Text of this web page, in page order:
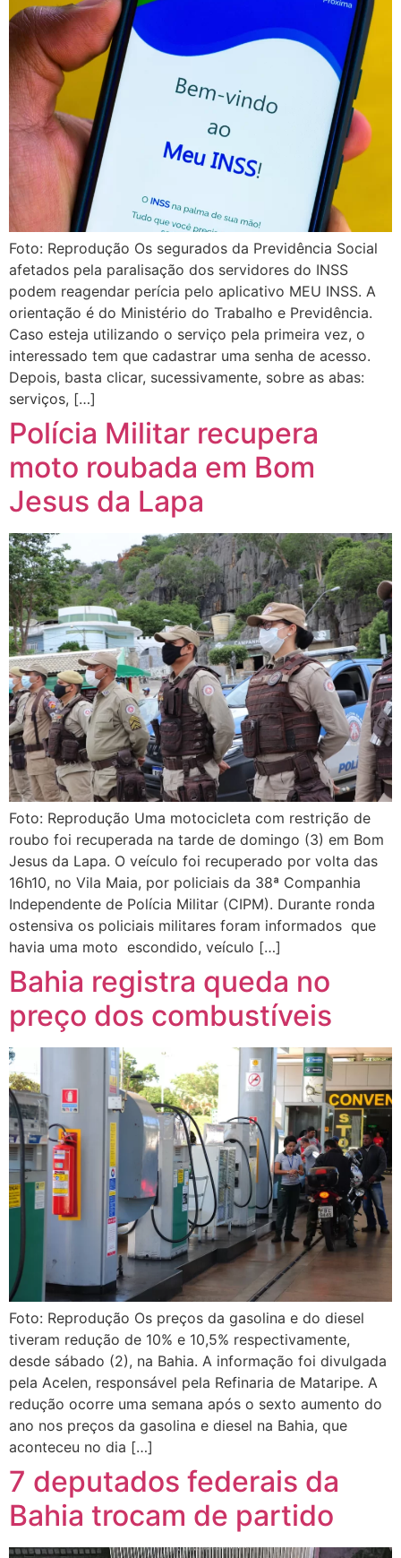
Foto: Reprodução Os segurados da Previdência Social
afetados pela paralisação dos servidores do INSS
podem reagendar perícia pelo aplicativo MEU INSS. A
orientação é do Ministério do Trabalho e Previdência.
Caso esteja utilizando o serviço pela primeira vez, o
interessado tem que cadastrar uma senha de acesso.
Depois, basta clicar, sucessivamente, sobre as abas:
serviços, […]
Polícia Militar recupera
moto roubada em Bom
Jesus da Lapa
Foto: Reprodução Uma motocicleta com restrição de
roubo foi recuperada na tarde de domingo (3) em Bom
Jesus da Lapa. O veículo foi recuperado por volta das
16h10, no Vila Maia, por policiais da 38ª Companhia
Independente de Polícia Militar (CIPM). Durante ronda
ostensiva os policiais militares foram informados que
havia uma moto escondido, veículo […]
Bahia registra queda no
preço dos combustíveis
Foto: Reprodução Os preços da gasolina e do diesel
tiveram redução de 10% e 10,5% respectivamente,
desde sábado (2), na Bahia. A informação foi divulgada
pela Acelen, responsável pela Refinaria de Mataripe. A
redução ocorre uma semana após o sexto aumento do
ano nos preços da gasolina e diesel na Bahia, que
aconteceu no dia […]
7 deputados federais da
Bahia trocam de partido